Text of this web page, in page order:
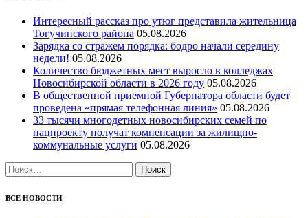
Интересный рассказ про утюг представила жительница
Тогучинского района 05.08.2026
Зарядка со стражем порядка: бодро начали середину
недели! 05.08.2026
Количество бюджетных мест выросло в колледжах
Новосибирской области в 2026 году 05.08.2026
В общественной приемной Губернатора области будет
проведена «прямая телефонная линия» 05.08.2026
33 тысячи многодетных новосибирских семей по
нацпроекту получат компенсации за жилищно-
коммунальные услуги 05.08.2026
Найти:
ВСЕ НОВОСТИ